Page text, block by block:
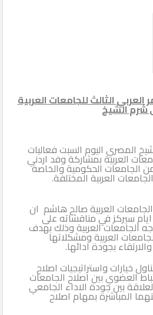
الثالث للجامعات العربية
شرم الشيخ
المصري اليوم السبت فعاليات
العربية بمشاركة وفد اردني
الجامعات الحكومية والخاصة
العربية المختلفة.
العربية صالح هاشم ان
ايام سيركز في مناقشاته على
الجامعات العربية وذلك بهدف
العربية ومشكلاتها
بجودة ادائها.
خيارات واستراتيجيات اصلاح
العضوي بين اصلاح الجامعات
بين جودة الاداء الجامعي
المباشرة بمهام اصلاح